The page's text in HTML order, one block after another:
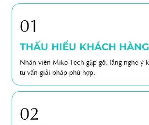
01
THẤU HIỂU KHÁCH HÀNG
Nhân viên Miko Tech gặp gỡ, lắng nghe ý
tư vấn giải pháp phù hợp.
02